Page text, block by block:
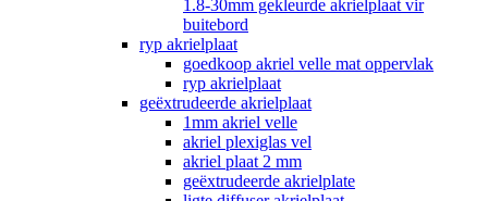
1.8-30mm gekleurde akrielplaat vir
buitebord
ryp akrielplaat
goedkoop akriel velle mat oppervlak
ryp akrielplaat
geëxtrudeerde akrielplaat
1mm akriel velle
akriel plexiglas vel
akriel plaat 2 mm
geëxtrudeerde akrielplate